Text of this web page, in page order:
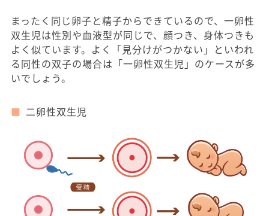
まったく同じ卵子と精子からできているので、一卵性
双生児は性別や血液型が同じで、顔つき、身体つきも
よく似ています。よく「見分けがつかない」といわれ
る同性の双子の場合は「一卵性双生児」のケースが多
いでしょう。
二卵性双生児